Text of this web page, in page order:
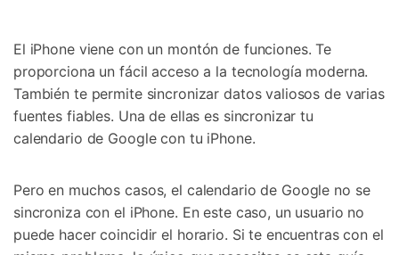
Reparación de Móviles
Protección del Móvil
Encuentra Más Soluciones
El iPhone viene con un montón de funciones. Te
proporciona un fácil acceso a la tecnología moderna.
También te permite sincronizar datos valiosos de varias
fuentes fiables. Una de ellas es sincronizar tu
calendario de Google con tu iPhone.
Pero en muchos casos, el calendario de Google no se
sincroniza con el iPhone. En este caso, un usuario no
puede hacer coincidir el horario. Si te encuentras con el